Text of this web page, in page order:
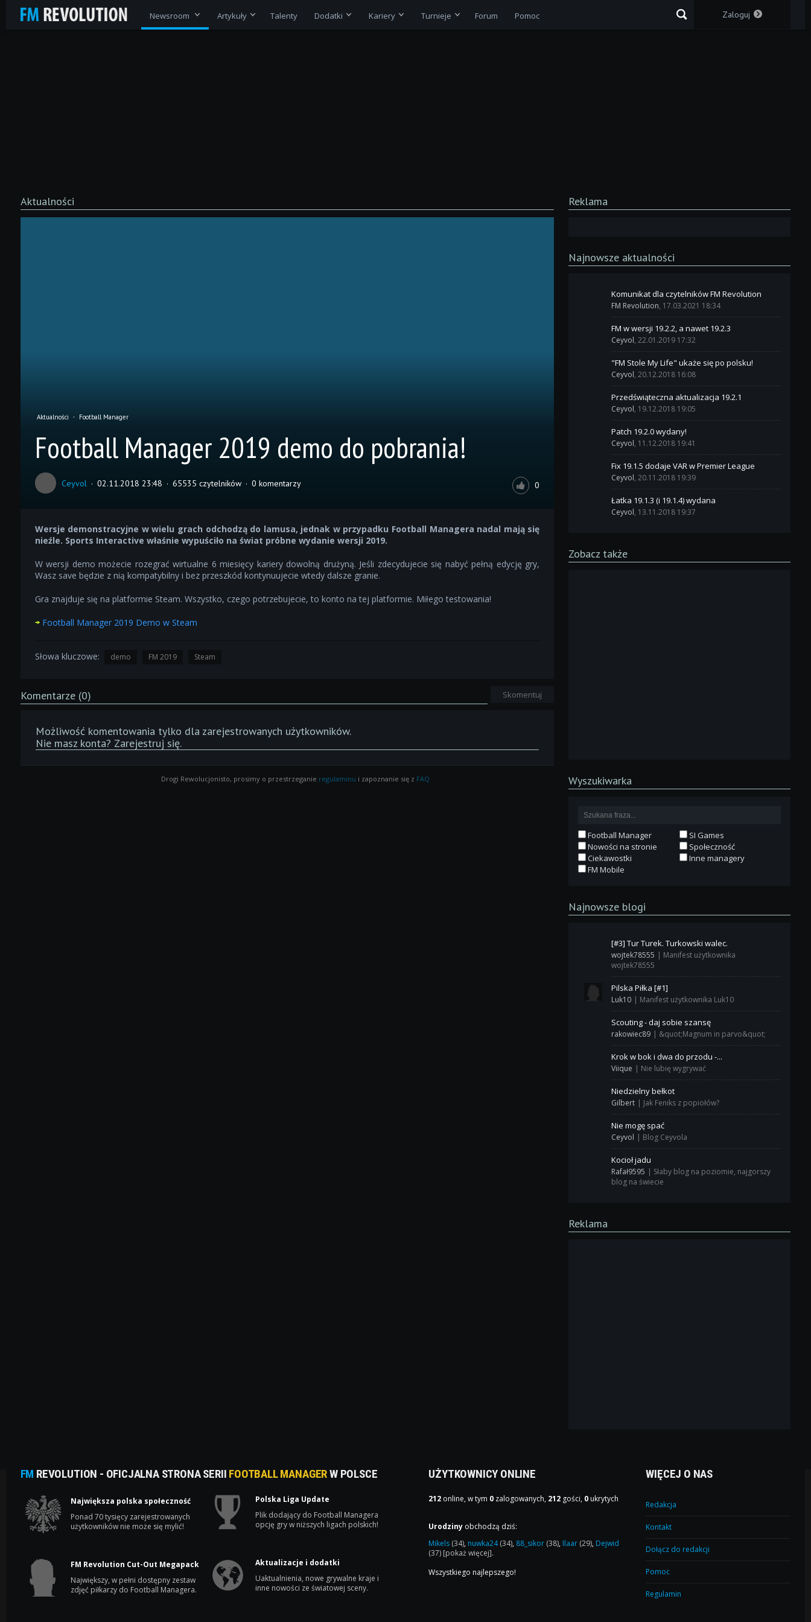
Newsroom Artykuły Talenty Dodatki Kariery Turnieje Forum Pomoc Zaloguj
Aktualności
Aktualności Football Manager
Football Manager 2019 demo do pobrania!
Ceyvol 02.11.2018 23:48 65535 czytelników 0 komentarzy 0
Wersje demonstracyjne w wielu grach odchodzą do lamusa, jednak w przypadku Football Managera nadal mają się
nieźle. Sports Interactive właśnie wypuściło na świat próbne wydanie wersji 2019.
W wersji demo możecie rozegrać wirtualne 6 miesięcy kariery dowolną drużyną. Jeśli zdecydujecie się nabyć pełną edycję gry,
Wasz save będzie z nią kompatybilny i bez przeszkód kontynuujecie wtedy dalsze granie.
Gra znajduje się na platformie Steam. Wszystko, czego potrzebujecie, to konto na tej platformie. Miłego testowania!
Football Manager 2019 Demo w Steam
Słowa kluczowe: demo FM 2019 Steam
Komentarze (0) Skomentuj
Możliwość komentowania tylko dla zarejestrowanych użytkowników.
Nie masz konta? Zarejestruj się.
Drogi Rewolucjonisto, prosimy o przestrzeganie regulaminu i zapoznanie się z FAQ
Reklama
Najnowsze aktualności
Komunikat dla czytelników FM Revolution
FM Revolution, 17.03.2021 18:34
FM w wersji 19.2.2, a nawet 19.2.3
Ceyvol, 22.01.2019 17:32
"FM Stole My Life" ukaże się po polsku!
Ceyvol, 20.12.2018 16:08
Przedświąteczna aktualizacja 19.2.1
Ceyvol, 19.12.2018 19:05
Patch 19.2.0 wydany!
Ceyvol, 11.12.2018 19:41
Fix 19.1.5 dodaje VAR w Premier League
Ceyvol, 20.11.2018 19:39
Łatka 19.1.3 (i 19.1.4) wydana
Ceyvol, 13.11.2018 19:37
Zobacz także
Wyszukiwarka
Football Manager
SI Games
Nowości na stronie
Społeczność
Ciekawostki
Inne managery
FM Mobile
Najnowsze blogi
[#3] Tur Turek. Turkowski walec.
wojtek78555 | Manifest użytkownika
wojtek78555
Pilska Piłka [#1]
Luk10 | Manifest użytkownika Luk10
Scouting - daj sobie szansę
rakowiec89 | &quot;Magnum in parvo&quot;
Krok w bok i dwa do przodu -...
Viique | Nie lubię wygrywać
Niedzielny bełkot
Gilbert | Jak Feniks z popiołów?
Nie mogę spać
Ceyvol | Blog Ceyvola
Kocioł jadu
Rafał9595 | Słaby blog na poziomie, najgorszy
blog na świecie
Reklama
FM REVOLUTION - OFICJALNA STRONA SERII FOOTBALL MANAGERW POLSCE
Największa polska społeczność
Ponad 70 tysięcy zarejestrowanych
użytkowników nie może się mylić!
Polska Liga Update
Plik dodający do Football Managera
opcję gry w niższych ligach polskich!
FM Revolution Cut-Out Megapack
Największy, w pełni dostępny zestaw
zdjęć piłkarzy do Football Managera.
Aktualizacje i dodatki
Uaktualnienia, nowe grywalne kraje i
inne nowości ze światowej sceny.
UŻYTKOWNICY ONLINE
212 online, w tym 0 zalogowanych, 212 gości, 0 ukrytych
Urodziny obchodzą dziś:
Mikels (34), nuwka24(34), 88_sikor (38), Ilaar (29), Dejwid
(37) [pokaż więcej].
Wszystkiego najlepszego!
WIĘCEJ O NAS
Redakcja
Kontakt
Dołącz do redakcji
Pomoc
Regulamin